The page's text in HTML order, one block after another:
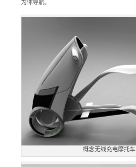
为你导航。
概念无线充电摩托车